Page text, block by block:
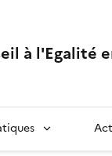
à l'Egalité